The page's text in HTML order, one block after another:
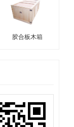
胶合板木箱